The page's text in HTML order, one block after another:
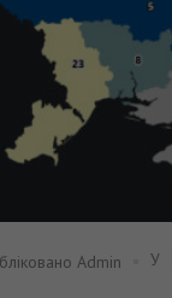
Admin У